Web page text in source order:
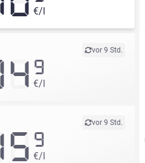
€/l
vor 9 Std.
9
€/l
vor 9 Std.
9
€/l